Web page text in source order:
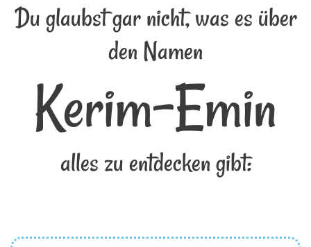
Du glaubst gar nicht, was es über
den Namen
Kerim-Emin
alles zu entdecken gibt: